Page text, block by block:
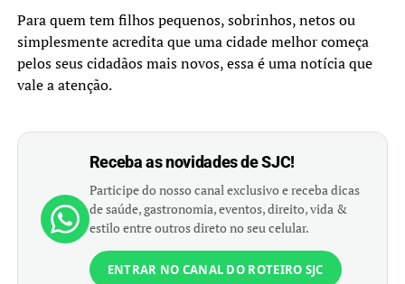
Para quem tem filhos pequenos, sobrinhos, netos ou
simplesmente acredita que uma cidade melhor começa
pelos seus cidadãos mais novos, essa é uma notícia que
vale a atenção.
Receba as novidades de SJC!
Participe do nosso canal exclusivo e receba dicas
de saúde, gastronomia, eventos, direito, vida &
estilo entre outros direto no seu celular.
ENTRAR NO CANAL DO ROTEIRO SJC